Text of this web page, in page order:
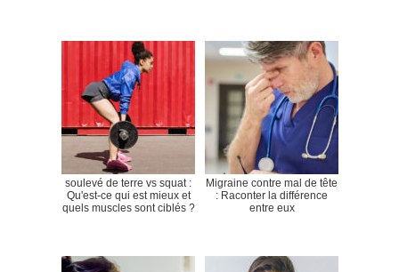
soulevé de terre vs squat :
Qu'est-ce qui est mieux et
quels muscles sont ciblés ?
Migraine contre mal de tête
: Raconter la différence
entre eux